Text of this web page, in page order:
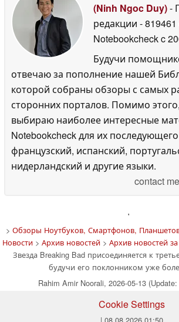
(Ninh Ngoc Duy)-
редакции -
Notebookcheckc
Будучи
отвечаю за пополнение нашей
которой собраны обзоры с самых
сторонних порталов. Помимо
выбираю наиболее интересные
Notebookcheck для их
французский, испанский,
нидерландский и другие языки.
contact
'
> Обзоры Ноутбуков, Смартфонов,
Новости> Архив новостей> Архив новостей
Звезда Breaking Bad присоединяется к
будучи его поклонником уже
Rahim Amir Noorali, 2026-05-13
Cookie Settings